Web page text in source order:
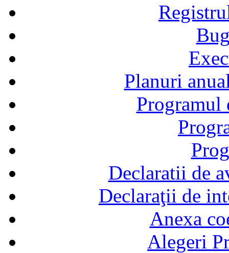
Planuri
Declaratii de
Declaraţii de
Anexa
Alegeri